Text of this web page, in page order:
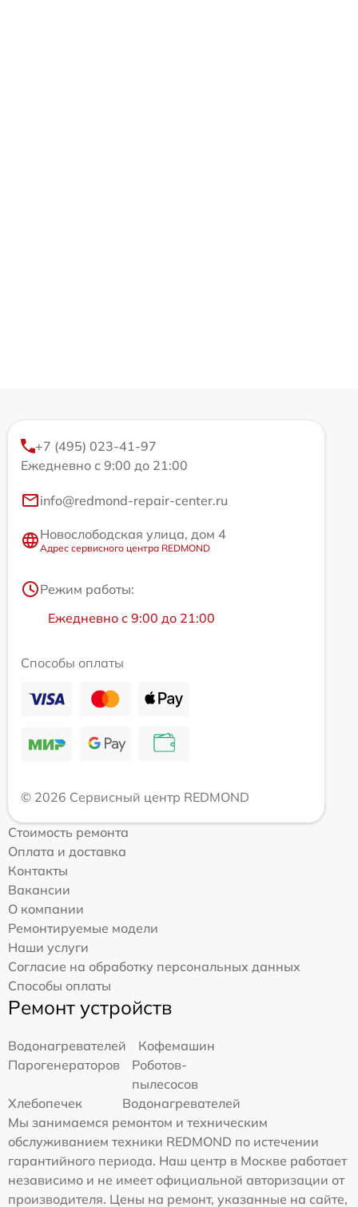
+7 (495) 023-41-97
Ежедневно с 9:00 до 21:00
info@redmond-repair-center.ru
Новослободская улица, дом 4
Адрес сервисного центра REDMOND
Режим работы:
Ежедневно с 9:00 до 21:00
Способы оплаты
© 2026 Сервисный центр REDMOND
Стоимость ремонта
Оплата и доставка
Контакты
Вакансии
О компании
Ремонтируемые модели
Наши услуги
Согласие на обработку персональных данных
Способы оплаты
Ремонт устройств
Водонагревателей
Кофемашин
Парогенераторов
Роботов-
пылесосов
Хлебопечек
Водонагревателей
Мы занимаемся ремонтом и техническим
обслуживанием техники REDMOND по истечении
гарантийного периода. Наш центр в Москве работает
независимо и не имеет официальной авторизации от
производителя. Цены на ремонт, указанные на сайте,